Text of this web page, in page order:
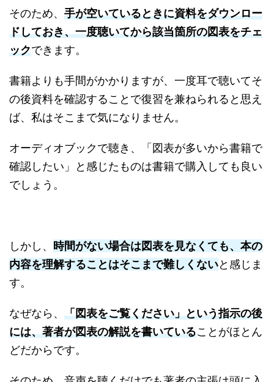
そのため、 手が空いているときに資料をダウンロー
ドしておき、一度聴いてから該当箇所の図表をチェ
ックできます。
書籍よりも手間がかかりますが、一度耳で聴いてそ
の後資料を確認することで復習を兼ねられると思え
ば、私はそこまで気になりません。
オーディオブックで聴き、「図表が多いから書籍で
確認したい」と感じたものは書籍で購入しても良い
でしょう。
しかし、 時間がない場合は図表を見なくても、本の
内容を理解することはそこまで難しくないと感じま
す。
なぜなら、 「図表をご覧ください」という指示の後
には、著者が図表の解説を書いていることがほとん
どだからです。